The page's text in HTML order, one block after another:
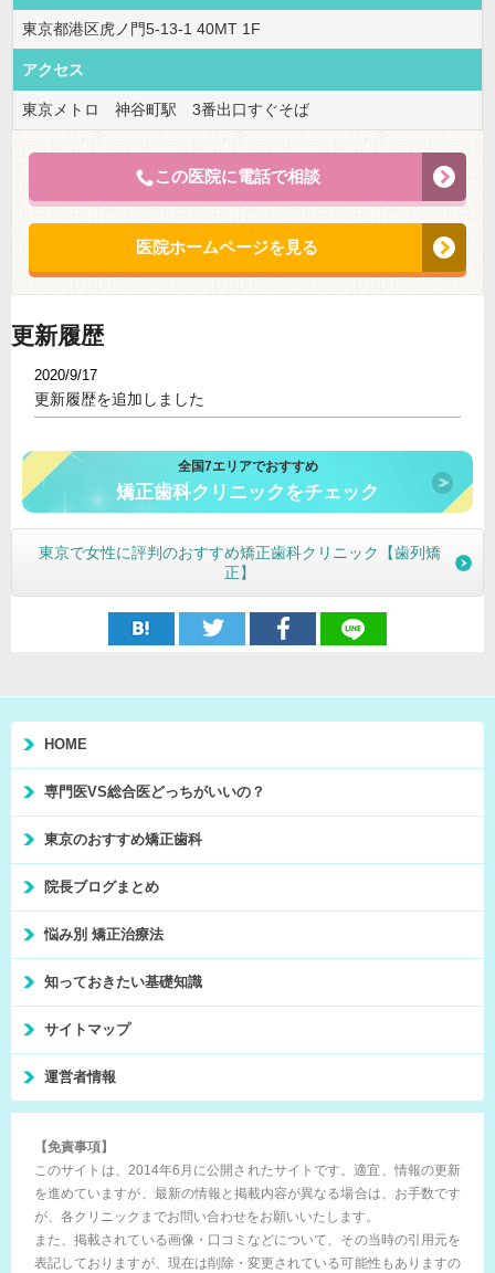
東京都港区虎ノ門5-13-1 40MT 1F
アクセス
東京メトロ 神谷町駅 3番出口すぐそば
この医院に電話で相談
医院ホームページを見る
更新履歴
2020/9/17
更新履歴を追加しました
全国7エリアでおすすめ
矯正歯科クリニックをチェック
東京で女性に評判のおすすめ矯正歯科クリニック【歯列矯
正】
HOME
専門医VS総合医どっちがいいの？
東京のおすすめ矯正歯科
院長ブログまとめ
悩み別 矯正治療法
知っておきたい基礎知識
サイトマップ
運営者情報
【免責事項】
このサイトは、2014年6月に公開されたサイトです。適宜、情報の更新
を進めていますが、最新の情報と掲載内容が異なる場合は、お手数です
が、各クリニックまでお問い合わせをお願いいたします。
また、掲載されている画像・口コミなどについて、その当時の引用元を
表記しておりますが、現在は削除・変更されている可能性もありますの